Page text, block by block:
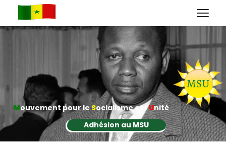
Mouvement pour leSocialisme et l'Unité
Adhésion au MSU